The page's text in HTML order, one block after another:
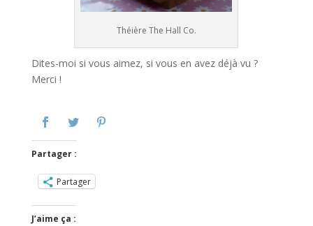
Théière The Hall Co.
Dites-moi si vous aimez, si vous en avez déjà vu ?
Merci !
Partager :
Partager
J’aime ça :